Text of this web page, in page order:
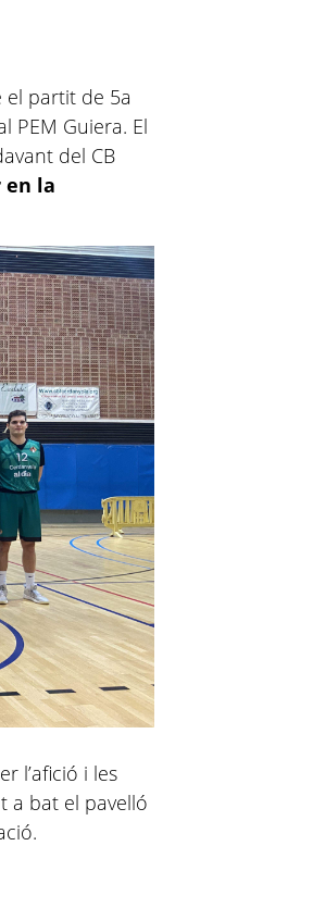
el partit de 5a
PEM Guiera. El
del CB
la
l’afició i les
a bat el pavelló